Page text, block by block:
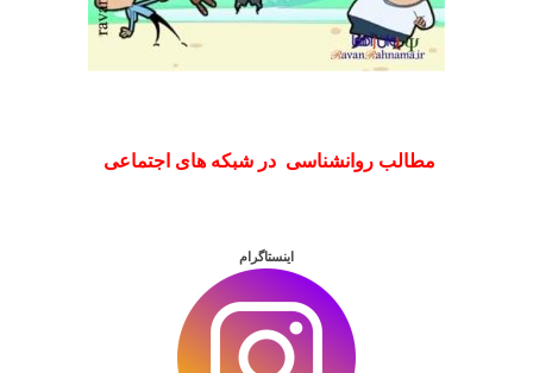
مطالب روانشناسی در شبکه های اجتماعی
اینستاگرام